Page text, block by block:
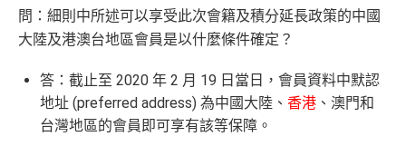
問：細則中所述可以享受此次會籍及積分延長政策的中國
大陸及港澳台地區會員是以什麼條件確定？
答：截止至 2020 年 2 月 19 日當日，會員資料中默認
地址 (preferred address) 為中國大陸、 香港 、澳門和
台灣地區的會員即可享有該等保障。